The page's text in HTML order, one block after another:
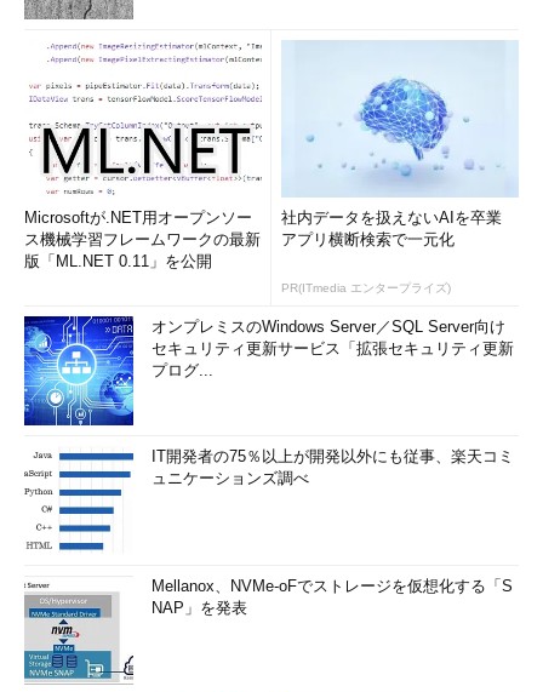
Microsoftが.NET用オープンソー
ス機械学習フレームワークの最新
版「ML.NET 0.11」を公開
社内データを扱えないAIを卒業
アプリ横断検索で一元化
PR(ITmedia エンタープライズ)
オンプレミスのWindows Server／SQL Server向け
セキュリティ更新サービス「拡張セキュリティ更新
プログ...
IT開発者の75％以上が開発以外にも従事、楽天コミ
ュニケーションズ調べ
Mellanox、NVMe-oFでストレージを仮想化する「S
NAP」を発表